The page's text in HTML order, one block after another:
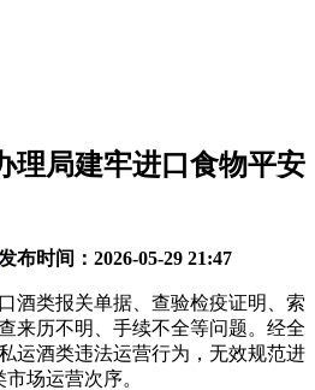
理局建牢进口食物平安
布时间： 2026-05-29 21:47
类报关单据、查验检疫证明、索
来历不明、手续不全等问题。经全
运酒类违法运营行为，无效规范进
市场运营次序。